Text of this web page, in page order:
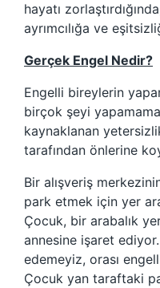
hayatı
ayrımcılığa ve
Gerçek Engel Nedir?
Engelli bireylerin
birçok şeyi
kaynaklanan
tarafından önlerine
Bir alışveriş
park etmek için yer
Çocuk, bir arabalık
annesine işaret
edemeyiz, orası
Çocuk yan taraftaki